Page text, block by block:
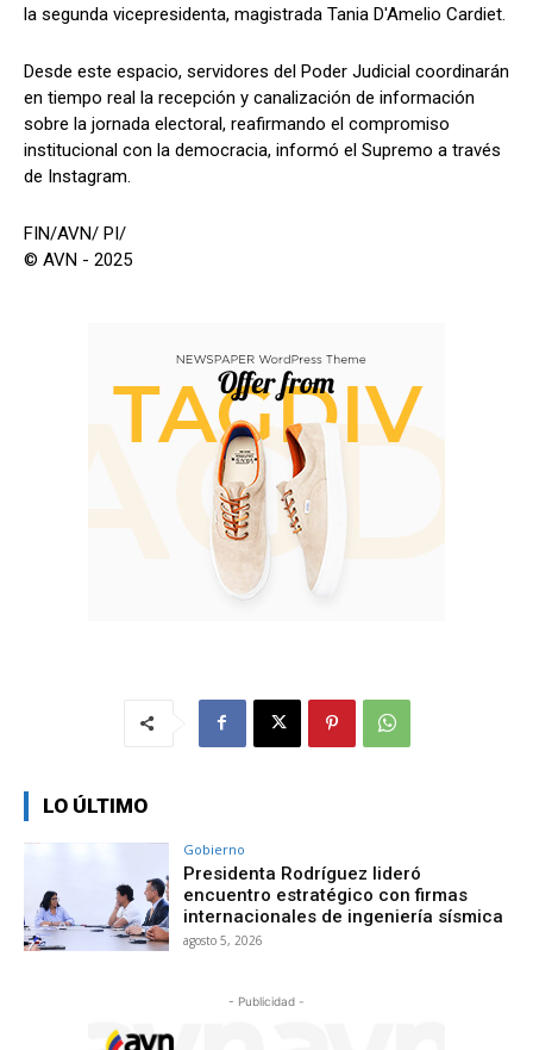
la segunda vicepresidenta, magistrada Tania D'Amelio Cardiet.
Desde este espacio, servidores del Poder Judicial coordinarán
en tiempo real la recepción y canalización de información
sobre la jornada electoral, reafirmando el compromiso
institucional con la democracia, informó el Supremo a través
de Instagram.
FIN/AVN/ PI/
© AVN - 2025
LO ÚLTIMO
Gobierno
Presidenta Rodríguez lideró
encuentro estratégico con firmas
internacionales de ingeniería sísmica
agosto 5, 2026
- Publicidad -